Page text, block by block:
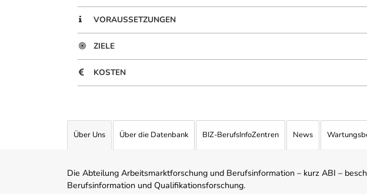
VORAUSSETZUNGEN
ZIELE
KOSTEN
Über Uns Über die Datenbank BIZ-BerufsInfoZentren News
Die Abteilung Arbeitsmarktforschung und Berufsinformation – kurz ABI –
Berufsinformation und Qualifikationsforschung.